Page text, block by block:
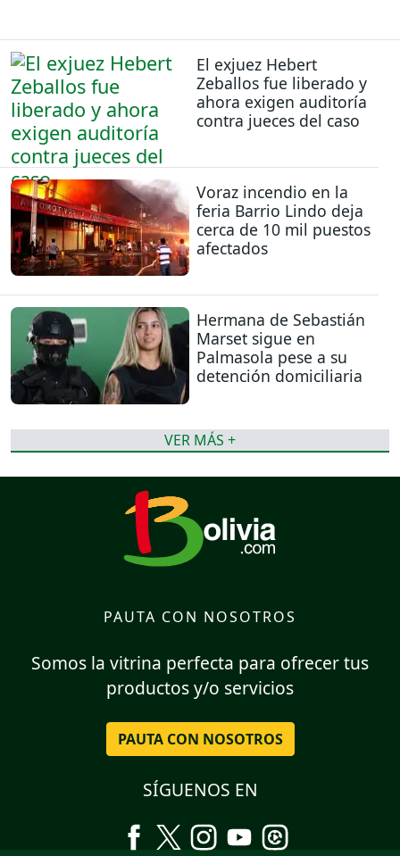
El exjuez Hebert
Zeballos fue liberado y
ahora exigen auditoría
contra jueces del caso
Voraz incendio en la
feria Barrio Lindo deja
cerca de 10 mil puestos
afectados
Hermana de Sebastián
Marset sigue en
Palmasola pese a su
detención domiciliaria
VER MÁS +
PAUTA CON NOSOTROS
Somos la vitrina perfecta para ofrecer tus
productos y/o servicios
PAUTA CON NOSOTROS
SÍGUENOS EN